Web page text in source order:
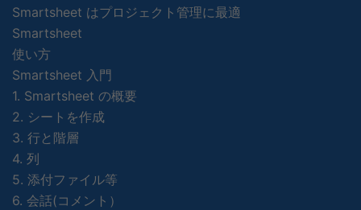
Smartsheet はプロジェクト管理に最適
Smartsheet
使い方
Smartsheet 入門
1. Smartsheet の概要
2. シートを作成
3. 行と階層
4. 列
5. 添付ファイル等
6. 会話(コメント）